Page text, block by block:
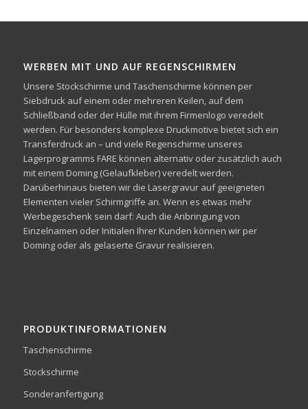
WERBEN MIT UND AUF REGENSCHIRMEN
Unsere Stockschirme und Taschenschirme können per
Siebdruck auf einem oder mehreren Keilen, auf dem
Schließband oder der Hülle mit ihrem Firmenlogo veredelt
werden. Für besonders komplexe Druckmotive bietet sich ein
Transferdruck an – und viele Regenschirme unseres
Lagerprogramms FARE können alternativ oder zusätzlich auch
mit einem Doming (Gelaufkleber) veredelt werden.
Darüberhinaus bieten wir die Lasergravur auf geeigneten
Elementen vieler Schirmgriffe an. Wenn es etwas mehr
Werbegeschenk sein darf: Auch die Anbringung von
Einzelnamen oder Initialen Ihrer Kunden können wir per
Doming oder als gelaserte Gravur realisieren.
PRODUKTINFORMATIONEN
Taschenschirme
Stockschirme
Sonderanfertigung